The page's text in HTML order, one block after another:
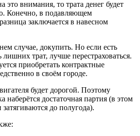
это внимания, то трата денег будет
Конечно, в подавляющем
заключается в навесном
случае, докупить. Но если есть
трат, лучше перестраховаться.
приобретать контрактные
в своём городе.
будет дорогой. Поэтому
наберётся достаточная партия (в этом
затягиваются до полугода).